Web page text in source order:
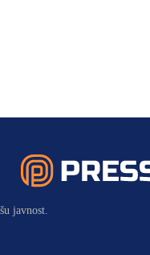
javnost.